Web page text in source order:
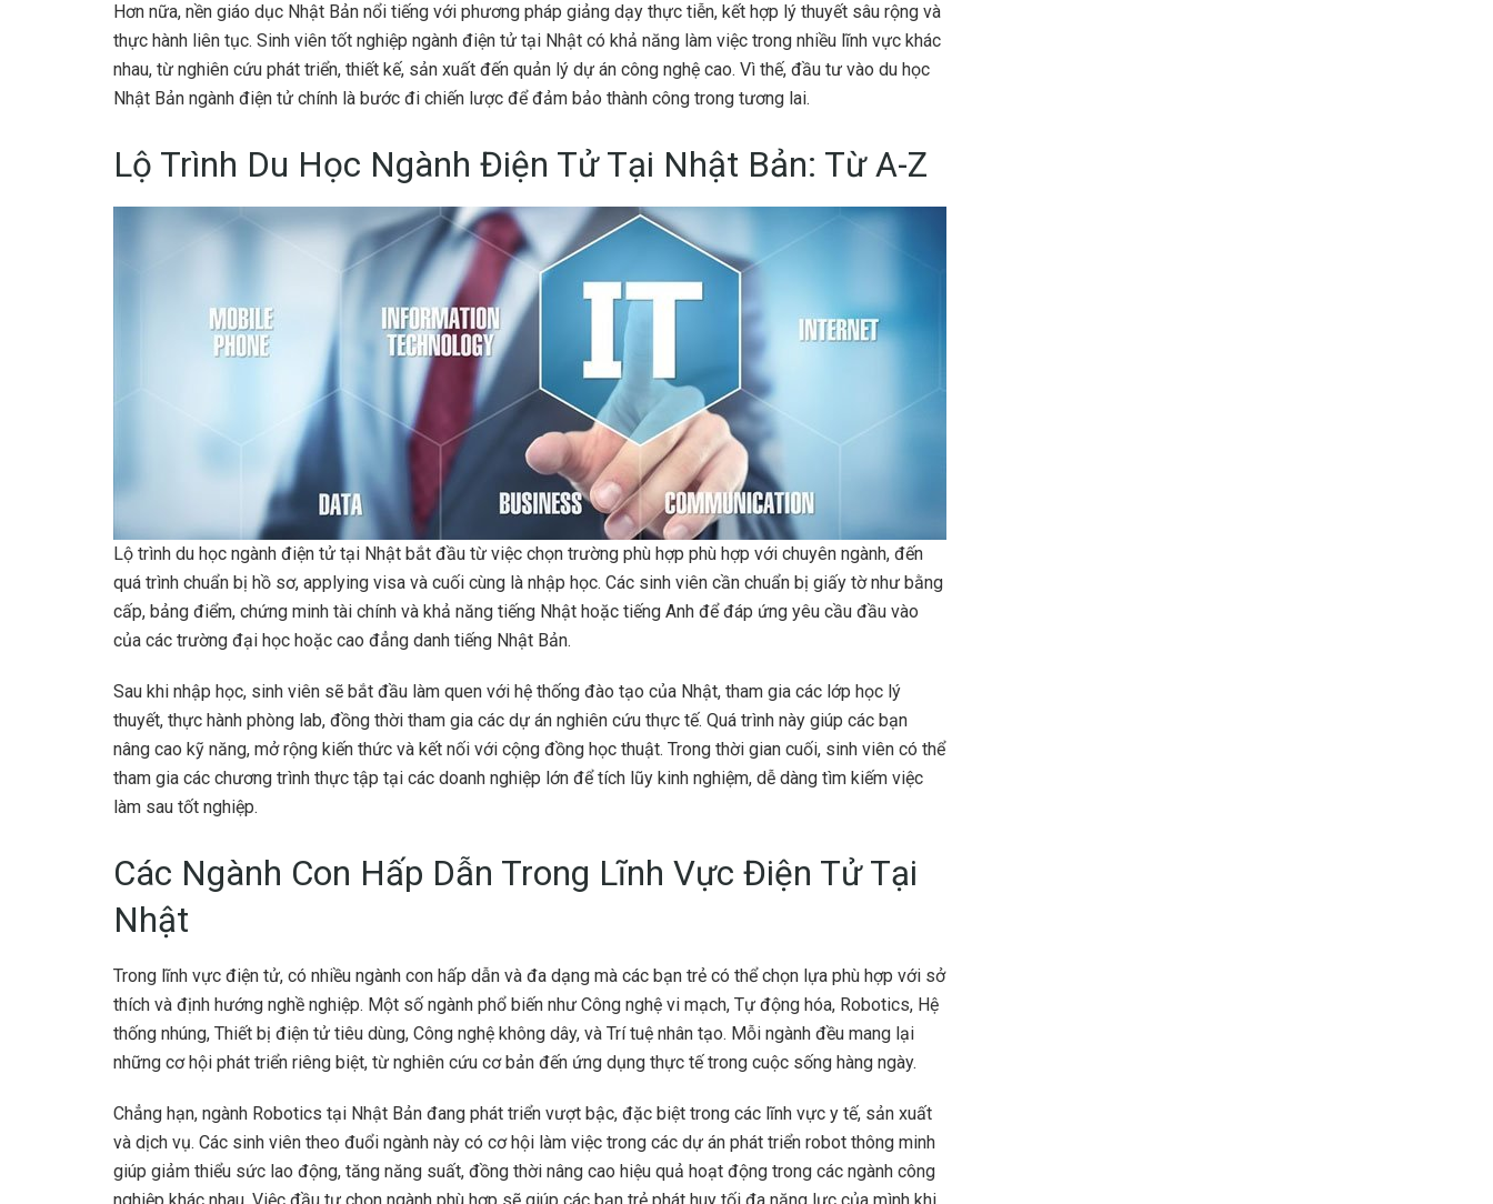
Hơn nữa, nền giáo dục Nhật Bản nổi tiếng với phương pháp giảng dạy thực tiễn, kết hợp lý thuyết sâu rộng và
thực hành liên tục. Sinh viên tốt nghiệp ngành điện tử tại Nhật có khả năng làm việc trong nhiều lĩnh vực khác
nhau, từ nghiên cứu phát triển, thiết kế, sản xuất đến quản lý dự án công nghệ cao. Vì thế, đầu tư vào du học
Nhật Bản ngành điện tử chính là bước đi chiến lược để đảm bảo thành công trong tương lai.
Lộ Trình Du Học Ngành Điện Tử Tại Nhật Bản: Từ A-Z
Lộ trình du học ngành điện tử tại Nhật bắt đầu từ việc chọn trường phù hợp phù hợp với chuyên ngành, đến
quá trình chuẩn bị hồ sơ, applying visa và cuối cùng là nhập học. Các sinh viên cần chuẩn bị giấy tờ như bằng
cấp, bảng điểm, chứng minh tài chính và khả năng tiếng Nhật hoặc tiếng Anh để đáp ứng yêu cầu đầu vào
của các trường đại học hoặc cao đẳng danh tiếng Nhật Bản.
Sau khi nhập học, sinh viên sẽ bắt đầu làm quen với hệ thống đào tạo của Nhật, tham gia các lớp học lý
thuyết, thực hành phòng lab, đồng thời tham gia các dự án nghiên cứu thực tế. Quá trình này giúp các bạn
nâng cao kỹ năng, mở rộng kiến thức và kết nối với cộng đồng học thuật. Trong thời gian cuối, sinh viên có thể
tham gia các chương trình thực tập tại các doanh nghiệp lớn để tích lũy kinh nghiệm, dễ dàng tìm kiếm việc
làm sau tốt nghiệp.
Các Ngành Con Hấp Dẫn Trong Lĩnh Vực Điện Tử Tại
Nhật
Trong lĩnh vực điện tử, có nhiều ngành con hấp dẫn và đa dạng mà các bạn trẻ có thể chọn lựa phù hợp với sở
thích và định hướng nghề nghiệp. Một số ngành phổ biến như Công nghệ vi mạch, Tự động hóa, Robotics, Hệ
thống nhúng, Thiết bị điện tử tiêu dùng, Công nghệ không dây, và Trí tuệ nhân tạo. Mỗi ngành đều mang lại
những cơ hội phát triển riêng biệt, từ nghiên cứu cơ bản đến ứng dụng thực tế trong cuộc sống hàng ngày.
Chẳng hạn, ngành Robotics tại Nhật Bản đang phát triển vượt bậc, đặc biệt trong các lĩnh vực y tế, sản xuất
và dịch vụ. Các sinh viên theo đuổi ngành này có cơ hội làm việc trong các dự án phát triển robot thông minh
giúp giảm thiểu sức lao động, tăng năng suất, đồng thời nâng cao hiệu quả hoạt động trong các ngành công
nghiệp khác nhau. Việc đầu tư chọn ngành phù hợp sẽ giúp các bạn trẻ phát huy tối đa năng lực của mình khi